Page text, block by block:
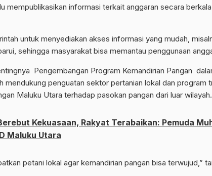
mempublikasikan informasi terkait anggaran secara
untuk menyediakan akses informasi yang mudah,
sehingga masyarakat bisa memantau penggunaan
Pengembangan Program Kemandirian Pangan
mendukung penguatan sektor pertanian lokal dan program
Maluku Utara terhadap pasokan pangan dari luar wilayah.
Kekuasaan, Rakyat Terabaikan: Pemuda
Maluku Utara
petani lokal agar kemandirian pangan bisa terwujud,”